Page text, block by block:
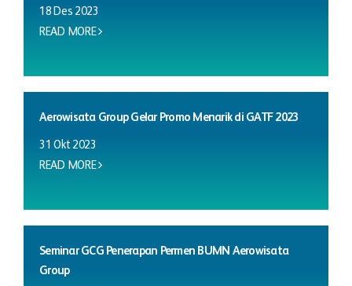
18 Des 2023
READ MORE
Aerowisata Group Gelar Promo Menarik di GATF 2023
31 Okt 2023
READ MORE
Seminar GCG Penerapan Permen BUMN Aerowisata
Group